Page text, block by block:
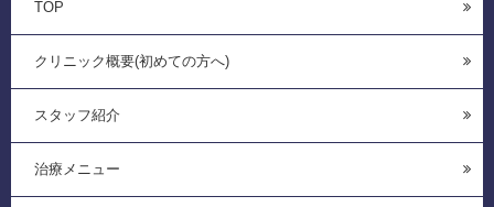
TOP
クリニック概要(初めての方へ)
スタッフ紹介
治療メニュー